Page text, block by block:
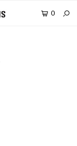
0